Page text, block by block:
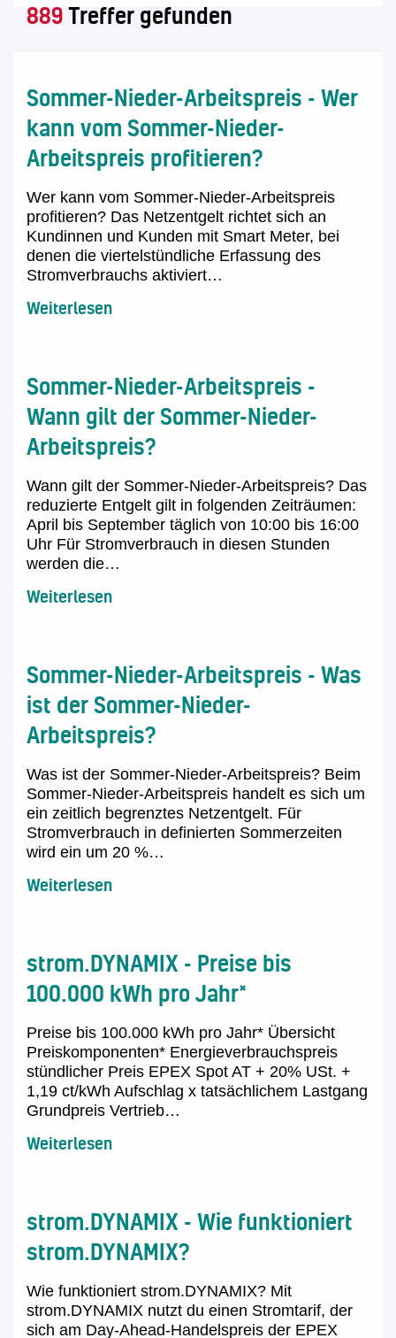
889Treffer gefunden
Sommer-Nieder-Arbeitspreis - Wer
kann vom Sommer-Nieder-
Arbeitspreis profitieren?
Wer kann vom Sommer-Nieder-Arbeitspreis
profitieren? Das Netzentgelt richtet sich an
Kundinnen und Kunden mit Smart Meter, bei
denen die viertelstündliche Erfassung des
Stromverbrauchs aktiviert…
Weiterlesen
Sommer-Nieder-Arbeitspreis -
Wann gilt der Sommer-Nieder-
Arbeitspreis?
Wann gilt der Sommer-Nieder-Arbeitspreis? Das
reduzierte Entgelt gilt in folgenden Zeiträumen:
April bis September täglich von 10:00 bis 16:00
Uhr Für Stromverbrauch in diesen Stunden
werden die…
Weiterlesen
Sommer-Nieder-Arbeitspreis - Was
ist der Sommer-Nieder-
Arbeitspreis?
Was ist der Sommer-Nieder-Arbeitspreis? Beim
Sommer-Nieder-Arbeitspreis handelt es sich um
ein zeitlich begrenztes Netzentgelt. Für
Stromverbrauch in definierten Sommerzeiten
wird ein um 20 %…
Weiterlesen
strom.DYNAMIX - Preise bis
100.000 kWh pro Jahr*
Preise bis 100.000 kWh pro Jahr* Übersicht
Preiskomponenten* Energieverbrauchspreis
stündlicher Preis EPEX Spot AT + 20% USt. +
1,19 ct/kWh Aufschlag x tatsächlichem Lastgang
Grundpreis Vertrieb…
Weiterlesen
strom.DYNAMIX - Wie funktioniert
strom.DYNAMIX?
Wie funktioniert strom.DYNAMIX? Mit
strom.DYNAMIX nutzt du einen Stromtarif, der
sich am Day-Ahead-Handelspreis der EPEX